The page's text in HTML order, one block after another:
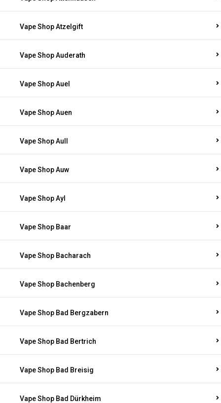
Vape Shop Atzelgift
Vape Shop Auderath
Vape Shop Auel
Vape Shop Auen
Vape Shop Aull
Vape Shop Auw
Vape Shop Ayl
Vape Shop Baar
Vape Shop Bacharach
Vape Shop Bachenberg
Vape Shop Bad Bergzabern
Vape Shop Bad Bertrich
Vape Shop Bad Breisig
Vape Shop Bad Dürkheim